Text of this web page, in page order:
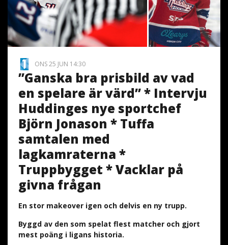
ONS 25 JUN 14:30
”Ganska bra prisbild av vad
en spelare är värd” * Intervju
Huddinges nye sportchef
Björn Jonason * Tuffa
samtalen med
lagkamraterna *
Truppbygget * Vacklar på
givna frågan
En stor makeover igen och delvis en ny trupp.
Byggd av den som spelat flest matcher och gjort
mest poäng i ligans historia.